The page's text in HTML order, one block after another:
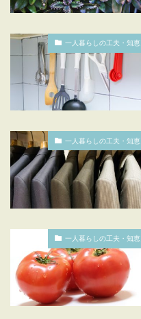
一人暮らしの工夫・知恵
一人暮らしの工夫・知恵
一人暮らしの工夫・知恵